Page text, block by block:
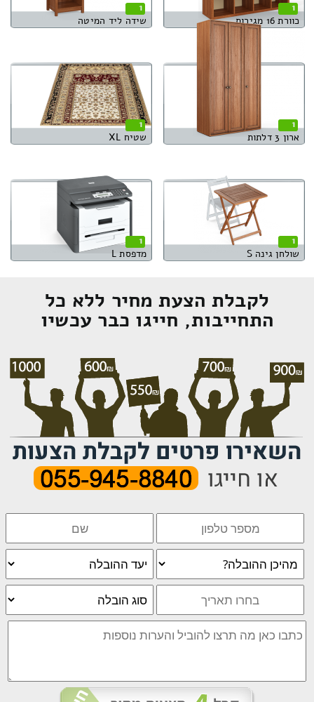
1
כוורת 16 מגירות
1
שידה ליד המיטה
1
ארון 3 דלתות
1
שטיח XL
1
שולחן גינה S
1
מדפסת L
לקבלת הצעת מחיר ללא כל
התחייבות, חייגו כבר עכשיו